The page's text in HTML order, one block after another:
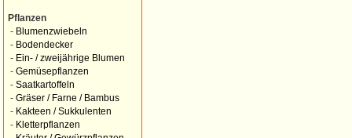
Pflanzen
- Blumenzwiebeln
- Bodendecker
- Ein- / zweijährige Blumen
- Gemüsepflanzen
- Saatkartoffeln
- Gräser / Farne / Bambus
- Kakteen / Sukkulenten
- Kletterpflanzen